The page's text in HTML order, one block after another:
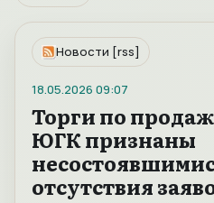
Новости [rss]
18.05.2026 09:07
Торги по
ЮГК признаны
отсутствия